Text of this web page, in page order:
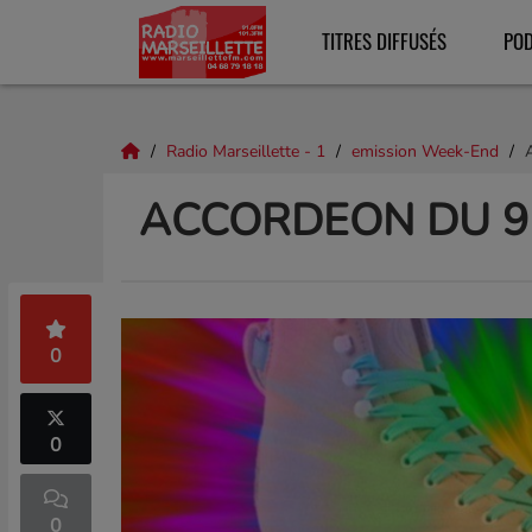
TITRES DIFFUSÉS
Radio Marseillette - 1 emission Week-End
ACCORDEON DU
0
0
0